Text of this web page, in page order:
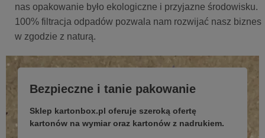
nas opakowanie było ekologiczne i przyjazne środowisku.
100% filtracja odpadów pozwala nam rozwijać nasz biznes
w zgodzie z naturą.
Bezpieczne i tanie pakowanie
Sklep kartonbox.pl oferuje szeroką ofertę
kartonów na wymiar oraz kartonów z nadrukiem.